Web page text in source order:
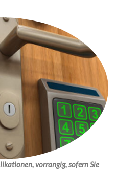
vorrangig, sofern Sie